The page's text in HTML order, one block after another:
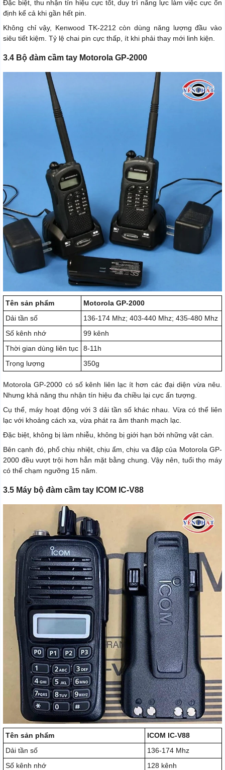
Đặc biệt, thu nhận tín hiệu cực tốt, duy trì năng lực làm việc cực ổn
định kể cả khi gần hết pin.
Không chỉ vậy, Kenwood TK-2212 còn dùng năng lượng đầu vào
siêu tiết kiệm. Tỷ lệ chai pin cực thấp, ít khi phải thay mới linh kiện.
3.4 Bộ đàm cầm tay Motorola GP-2000
Tên sản phẩm
Motorola GP-2000
Dải tần số
136-174 Mhz; 403-440 Mhz; 435-480 Mhz
Số kênh nhớ
99 kênh
Thời gian dùng liên tục
8-11h
Trọng lượng
350g
Motorola GP-2000 có số kênh liên lạc ít hơn các đại diện vừa nêu.
Nhưng khả năng thu nhận tín hiệu đa chiều lại cực ấn tượng.
Cụ thể, máy hoạt động với 3 dải tần số khác nhau. Vừa có thể liên
lạc với khoảng cách xa, vừa phát ra âm thanh mạch lạc.
Đặc biệt, không bị làm nhiễu, không bị giới hạn bởi những vật cản.
Bên cạnh đó, phổ chịu nhiệt, chịu ẩm, chịu va đập của Motorola GP-
2000 đều vượt trội hơn hẳn mặt bằng chung. Vậy nên, tuổi thọ máy
có thể chạm ngưỡng 15 năm.
3.5 Máy bộ đàm cầm tay ICOM IC-V88
Tên sản phẩm
ICOM IC-V88
Dải tần số
136-174 Mhz
Số kênh nhớ
128 kênh